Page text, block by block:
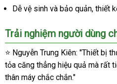
Dễ vệ sinh và bảo quản, thiết
Trải nghiệm người dùng
⭐ Nguyễn Trung Kiên: "Thiết bị
tỏa căng thẳng hiệu quả mà rất
thân máy chắc chắn."